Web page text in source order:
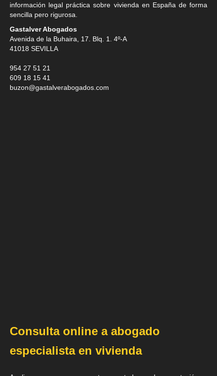
información legal práctica sobre vivienda en España de forma
sencilla pero rigurosa.
Gastalver Abogados
Avenida de la Buhaira, 17. Blq. 1. 4º-A
41018 SEVILLA
954 27 51 21
609 18 15 41
buzon@gastalverabogados.com
Consulta online a abogado
especialista en vivienda